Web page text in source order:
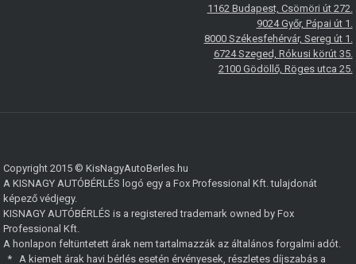
1162 Budapest, Csömöri út 272.
9024 Győr, Pápai út 1.
8000 Székesfehérvár, Sereg út 1.
6724 Szeged, Rókusi körút 35.
2100 Gödöllő, Röges utca 25.
Copyright 2015 © KisNagyAutoBerles.hu
A KISNAGY AUTÓBÉRLÉS logó egy a Fox Professional Kft. tulajdonát
képező védjegy.
KISNAGY AUTÓBÉRLÉS is a registered trademark owned by Fox
Professional Kft.
A honlapon feltüntetett árak nem tartalmazzák az általános forgalmi adót.
* A kiemelt árak havi bérlés esetén érvényesek, részletes díjszabás a